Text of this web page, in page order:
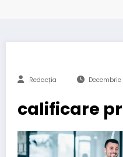
Redacția Decembrie
calificare